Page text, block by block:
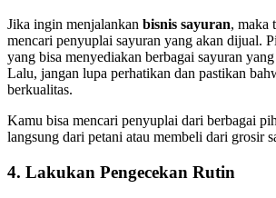
Jika ingin menjalankan bisnis sayuran, maka
mencari penyuplai sayuran yang akan dijual.
yang bisa menyediakan berbagai sayuran
Lalu, jangan lupa perhatikan dan pastikan
berkualitas.
Kamu bisa mencari penyuplai dari berbagai
langsung dari petani atau membeli dari grosir
4. Lakukan Pengecekan Rutin